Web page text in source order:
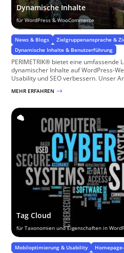
Dynamische Inhalte
für WordPress & WooCommerce
News & Blogs
Zielgruppenansprache &
Dynamische Inhalte & Benutzerführung
PERIMETRIK® bietet eine
dynamischer Inhalte auf WordPress-
Usability und SEO verbessern. Unser
MEHR ERFAHREN $
Tag Cloud
für Taxonomien und Eigenschaften in
Mobiloptimierung & Usability